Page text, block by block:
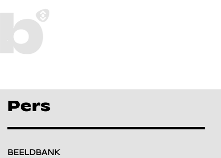
Pers
BEELDBANK